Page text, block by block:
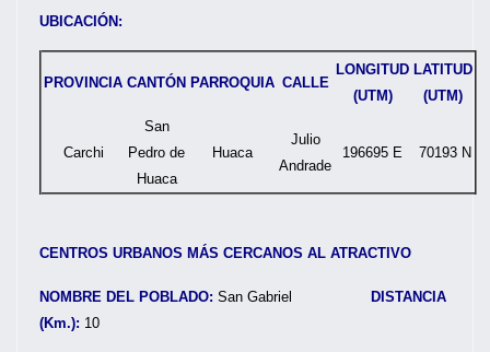
UBICACIÓN:
PROVINCIA CANTÓN PARROQUIA CALLE
LONGITUD
(UTM)
LATITUD
(UTM)
Carchi
San
Pedro de
Huaca
Huaca
Julio
Andrade
196695 E 70193 N
CENTROS URBANOS MÁS CERCANOS AL ATRACTIVO
NOMBRE DEL POBLADO: San Gabriel
DISTANCIA
(Km.): 10